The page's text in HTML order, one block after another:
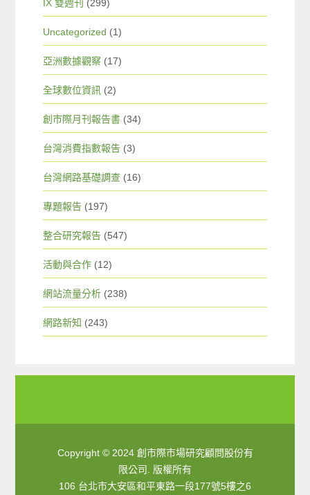
IX 雙週刊 (299)
Uncategorized (1)
亞洲數據觀察 (17)
全球數位資訊 (2)
創市際月刊報告書 (34)
台灣消費指數報告 (3)
台灣網路基礎調查 (16)
專題報告 (197)
整合研究報告 (547)
活動與合作 (12)
網站流量分析 (238)
網路新知 (243)
Copyright © 2024 創市際市場研究顧問股份有
限公司. 版權所有
106 台北市大安區和平東路一段177號5樓之6